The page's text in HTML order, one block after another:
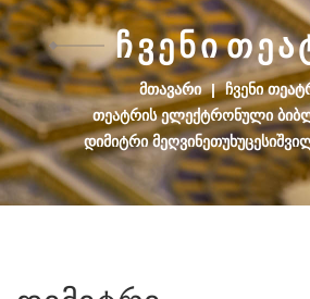
ᲩᲕᲔᲜᲘ ᲗᲔᲐ
ᲛᲗᲐᲕᲐᲠᲘ | ᲩᲕᲔᲜᲘ
ᲗᲔᲐᲢᲠᲘᲡ ᲔᲚᲔᲥᲢᲠᲝᲜᲣᲚᲘ
ᲓᲘᲛᲘᲢᲠᲘ